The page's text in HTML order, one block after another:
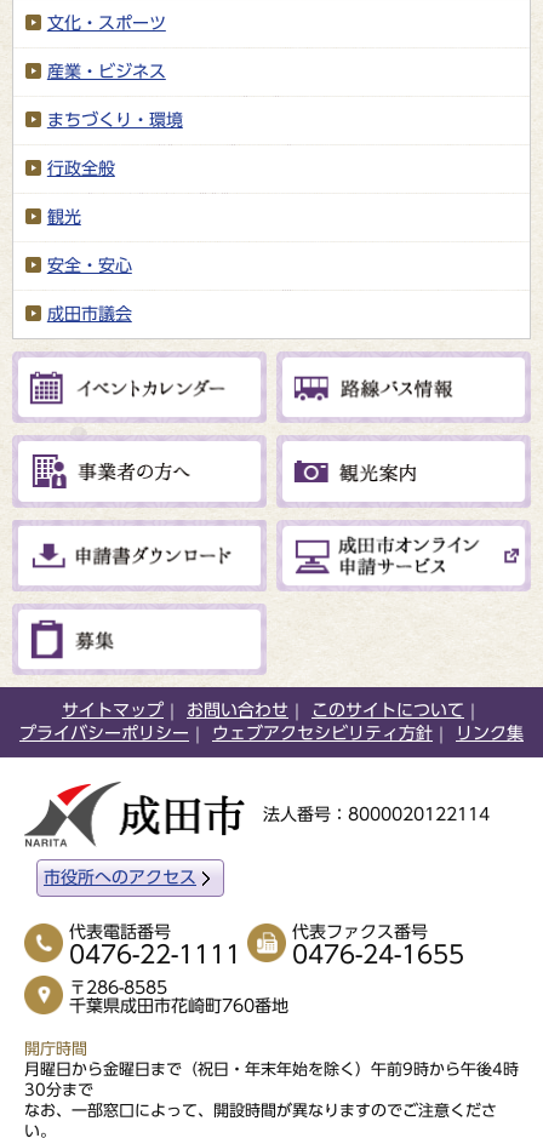
文化・スポーツ
産業・ビジネス
まちづくり・環境
行政全般
観光
安全・安心
成田市議会
サイトマップ お問い合わせ
このサイトについて
プライバシーポリシー
ウェブアクセシビリティ方針 リンク集
法人番号：8000020122114
市役所へのアクセス
代表電話番号
0476-22-1111
代表ファクス番号
0476-24-1655
〒286-8585
千葉県成田市花崎町760番地
開庁時間
月曜日から金曜日まで（祝日・年末年始を除く）午前9時から午後4時
30分まで
なお、一部窓口によって、開設時間が異なりますのでご注意くださ
い。